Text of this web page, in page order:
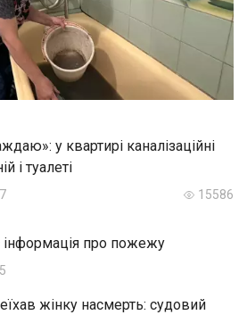
у квартирі каналізаційні
і туалеті
15586
інформація про пожежу
жінку насмерть: судовий